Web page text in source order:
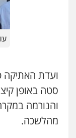
ועדת האתיקה
סטה באופן
והנורמה
מהלשכה.